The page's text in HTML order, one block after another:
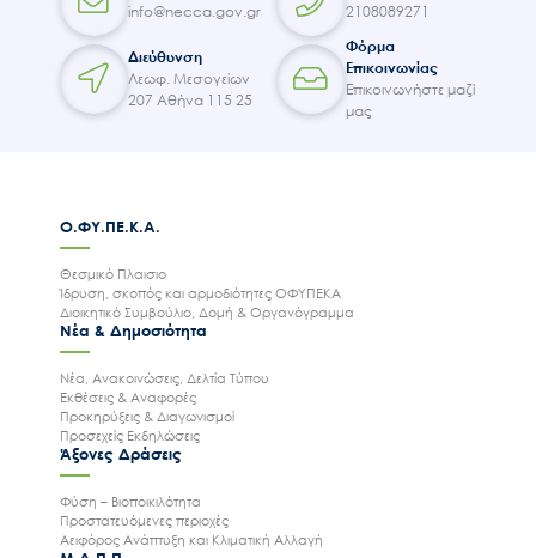
info@necca.gov.gr
2108089271
Διεύθυνση
Λεωφ. Μεσογείων
207 Αθήνα 115 25
Φόρμα
Επικοινωνίας
Επικοινωνήστε μαζί
μας
Ο.ΦΥ.ΠΕ.Κ.Α.
Θεσμικό Πλαισιο
Ίδρυση, σκοπός και αρμοδιότητες ΟΦΥΠΕΚΑ
Διοικητικό Συμβούλιο, Δομή & Οργανόγραμμα
Νέα & Δημοσιότητα
Νέα, Ανακοινώσεις, Δελτία Τύπου
Εκθέσεις & Αναφορές
Προκηρύξεις & Διαγωνισμοί
Προσεχείς Εκδηλώσεις
Άξονες Δράσεις
Φύση – Βιοποικιλότητα
Προστατευόμενες περιοχές
Αειφόρος Ανάπτυξη και Κλιματική Αλλαγή